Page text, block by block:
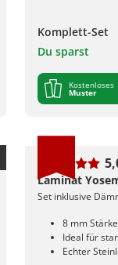
Komplett-Set
Du sparst
Kostenloses
Muster
Laminat
Set inklusive
8 mm
Ideal für
Echter